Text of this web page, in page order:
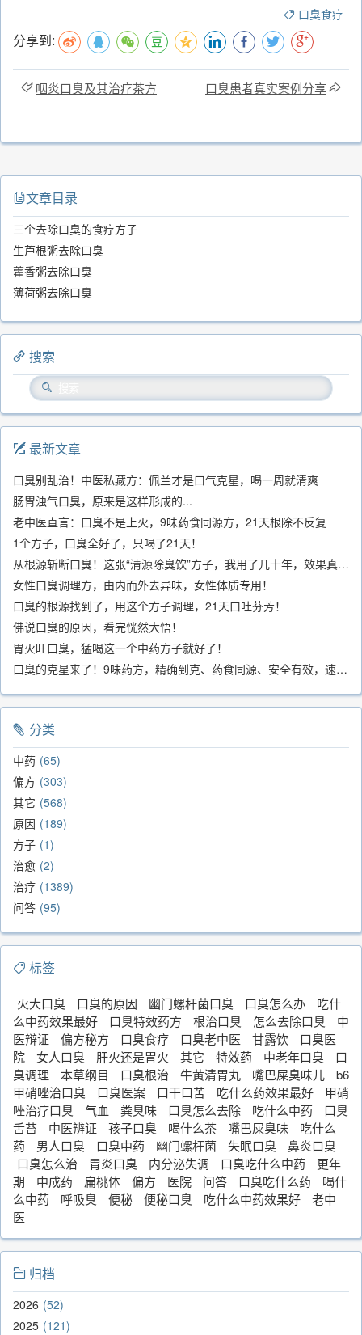
口臭食疗
分享到:
咽炎口臭及其治疗茶方 口臭患者真实案例分享
文章目录
三个去除口臭的食疗方子
生芦根粥去除口臭
藿香粥去除口臭
薄荷粥去除口臭
搜索
最新文章
口臭别乱治！中医私藏方：佩兰才是口气克星，喝一周就清爽
肠胃浊气口臭，原来是这样形成的...
老中医直言：口臭不是上火，9味药食同源方，21天根除不反复
1个方子，口臭全好了，只喝了21天！
从根源斩断口臭！这张“清源除臭饮”方子，我用了几十年，效果真不错
女性口臭调理方，由内而外去异味，女性体质专用！
口臭的根源找到了，用这个方子调理，21天口吐芬芳！
佛说口臭的原因，看完恍然大悟！
胃火旺口臭，猛喝这一个中药方子就好了！
口臭的克星来了！9味药方，精确到克、药食同源、安全有效，速看！
分类
中药 65
偏方 303
其它 568
原因 189
方子 1
治愈 2
治疗 1389
问答 95
标签
火大口臭 口臭的原因 幽门螺杆菌口臭 口臭怎么办
吃什
么中药效果最好
口臭特效药方 根治口臭 怎么去除口臭
中
医辩证
偏方秘方 口臭食疗 口臭老中医 甘露饮
口臭医
院
女人口臭 肝火还是胃火 其它 特效药 中老年口臭
口
臭调理
本草纲目 口臭根治 牛黄清胃丸 嘴巴屎臭味儿
b6
甲硝唑治口臭
口臭医案 口干口苦 吃什么药效果最好
甲硝
唑治疗口臭
气血 粪臭味 口臭怎么去除 吃什么中药
口臭
舌苔
中医辨证 孩子口臭 喝什么茶 嘴巴屎臭味
吃什么
药
男人口臭 口臭中药 幽门螺杆菌 失眠口臭
鼻炎口臭
口臭怎么治
胃炎口臭 内分泌失调 口臭吃什么中药
更年
期
中成药 扁桃体 偏方 医院 问答 口臭吃什么药
喝什
么中药
呼吸臭 便秘 便秘口臭 吃什么中药效果好
老中
医
归档
2026 52
2025 121